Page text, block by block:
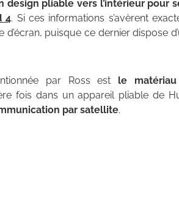
design pliable vers l’intérieur pour
4. Si ces informations s’avèrent
puisque ce dernier dispose
par Ross est le
fois dans un appareil pliable de
par satellite.